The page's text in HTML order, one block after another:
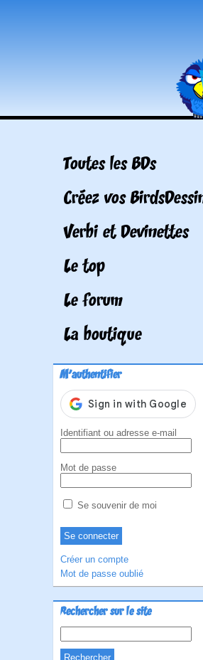
Toutes les BDs
Créez vos
Verbi et Devinettes
Le top
Le forum
La boutique
M'authentifier
Identifiant ou adresse e-mail
Mot de passe
Se souvenir de moi
Créer un compte
Mot de passe oublié
Rechercher sur le site